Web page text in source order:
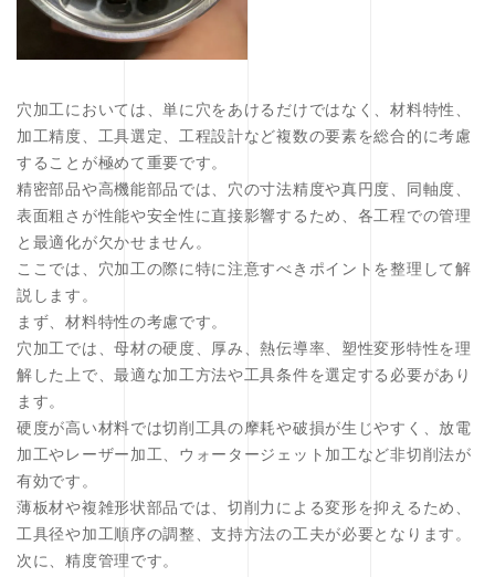
穴加工においては、単に穴をあけるだけではなく、材料特性、
加工精度、工具選定、工程設計など複数の要素を総合的に考慮
することが極めて重要です。
精密部品や高機能部品では、穴の寸法精度や真円度、同軸度、
表面粗さが性能や安全性に直接影響するため、各工程での管理
と最適化が欠かせません。
ここでは、穴加工の際に特に注意すべきポイントを整理して解
説します。
まず、材料特性の考慮です。
穴加工では、母材の硬度、厚み、熱伝導率、塑性変形特性を理
解した上で、最適な加工方法や工具条件を選定する必要があり
ます。
硬度が高い材料では切削工具の摩耗や破損が生じやすく、放電
加工やレーザー加工、ウォータージェット加工など非切削法が
有効です。
薄板材や複雑形状部品では、切削力による変形を抑えるため、
工具径や加工順序の調整、支持方法の工夫が必要となります。
次に、精度管理です。